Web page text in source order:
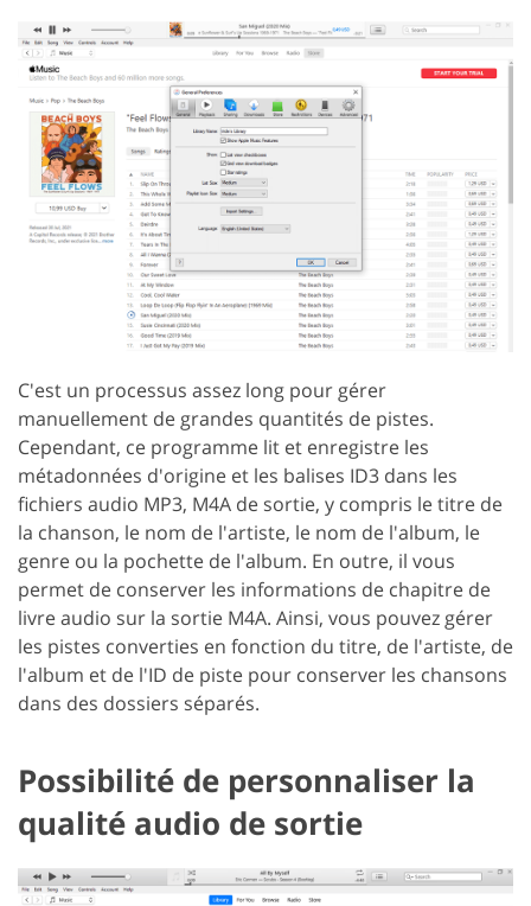
C'est un processus assez long pour gérer
manuellement de grandes quantités de pistes.
Cependant, ce programme lit et enregistre les
métadonnées d'origine et les balises ID3 dans les
fichiers audio MP3, M4A de sortie, y compris le titre de
la chanson, le nom de l'artiste, le nom de l'album, le
genre ou la pochette de l'album. En outre, il vous
permet de conserver les informations de chapitre de
livre audio sur la sortie M4A. Ainsi, vous pouvez gérer
les pistes converties en fonction du titre, de l'artiste, de
l'album et de l'ID de piste pour conserver les chansons
dans des dossiers séparés.
Possibilité de personnaliser la
qualité audio de sortie